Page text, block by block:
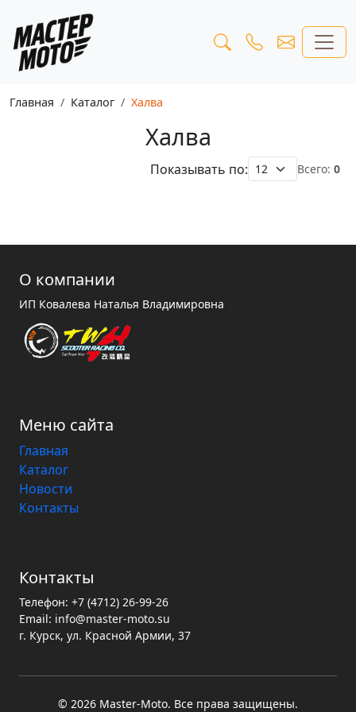
Главная Каталог Халва
Халва
Показывать по: Всего: 0
О компании
ИП Ковалева Наталья Владимировна
Меню сайта
Главная
Каталог
Новости
Контакты
Контакты
Телефон: +7 (4712) 26-99-26
Email: info@master-moto.su
г. Курск, ул. Красной Армии, 37
© 2026 Master‑Moto. Все права защищены.